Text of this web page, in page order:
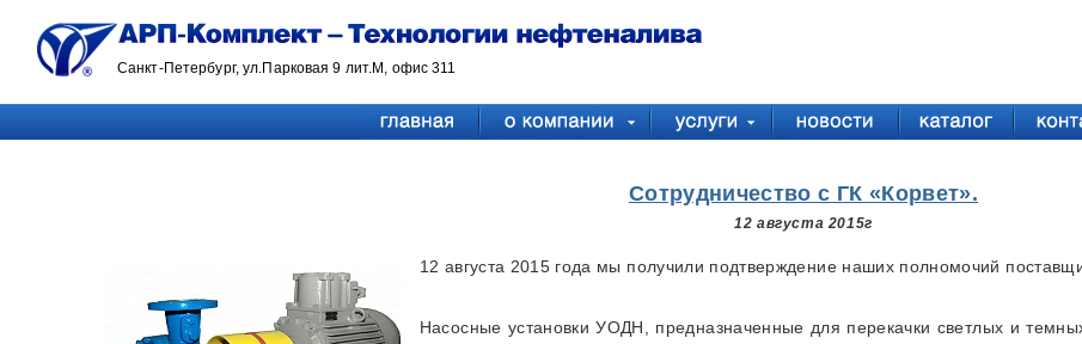
Санкт-Петербург, ул.Парковая 9 лит.М, офис 311
Сотрудничество с ГК «Корвет».
12 августа 2015г
12 августа 2015 года мы получили подтверждение наших полномочий
Насосные установки УОДН, предназначенные для перекачки светлых и